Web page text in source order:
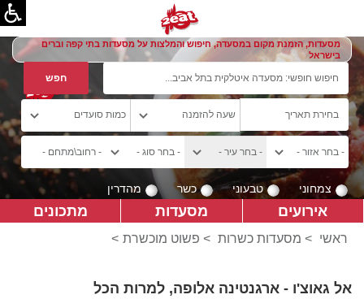
מסעדות, הזמנת מקום במסעדה, חיפוש והמלצות על מסעדות בתי קפה וברים
בישראל
צמחוני טבעוני כשר מהדרין
אירועים מסעדות מתכונים
ראשי > מסעדות כשרות > פשוט מוכשרת >
אל גאוצ'ו - ארגנטינה אלופה, למרות הכל